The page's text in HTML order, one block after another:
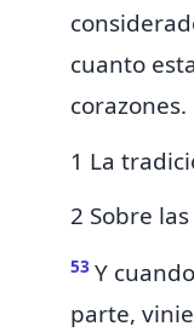
cuanto
corazones.
1 La
2 Sobre
53 Y
parte,